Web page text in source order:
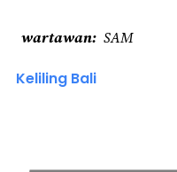
wartawan SAM
Keliling Bali